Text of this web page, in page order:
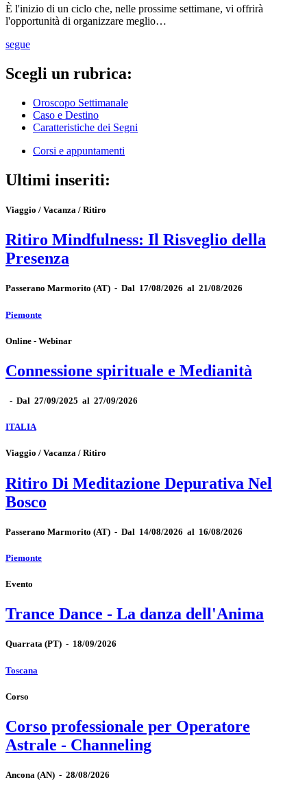
È l'inizio di un ciclo che, nelle prossime settimane, vi offrirà
l'opportunità di organizzare meglio…
segue
Scegli un rubrica:
Oroscopo Settimanale
Caso e Destino
Caratteristiche dei Segni
Corsi e appuntamenti
Ultimi inseriti:
Viaggio / Vacanza / Ritiro
Ritiro Mindfulness: Il Risveglio della
Presenza
Passerano Marmorito (AT) - Dal 17/08/2026 al 21/08/2026
Piemonte
Online - Webinar
Connessione spirituale e Medianità
- Dal 27/09/2025 al 27/09/2026
ITALIA
Viaggio / Vacanza / Ritiro
Ritiro Di Meditazione Depurativa Nel
Bosco
Passerano Marmorito (AT) - Dal 14/08/2026 al 16/08/2026
Piemonte
Evento
Trance Dance - La danza dell'Anima
Quarrata (PT) - 18/09/2026
Toscana
Corso
Corso professionale per Operatore
Astrale - Channeling
Ancona (AN) - 28/08/2026